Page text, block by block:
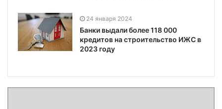
24 января 2024
Банки выдали более 118 000
кредитов на строительство ИЖС в
2023 году